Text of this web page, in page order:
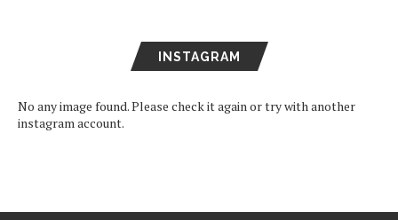
INSTAGRAM
No any image found. Please check it again or try with another
instagram account.